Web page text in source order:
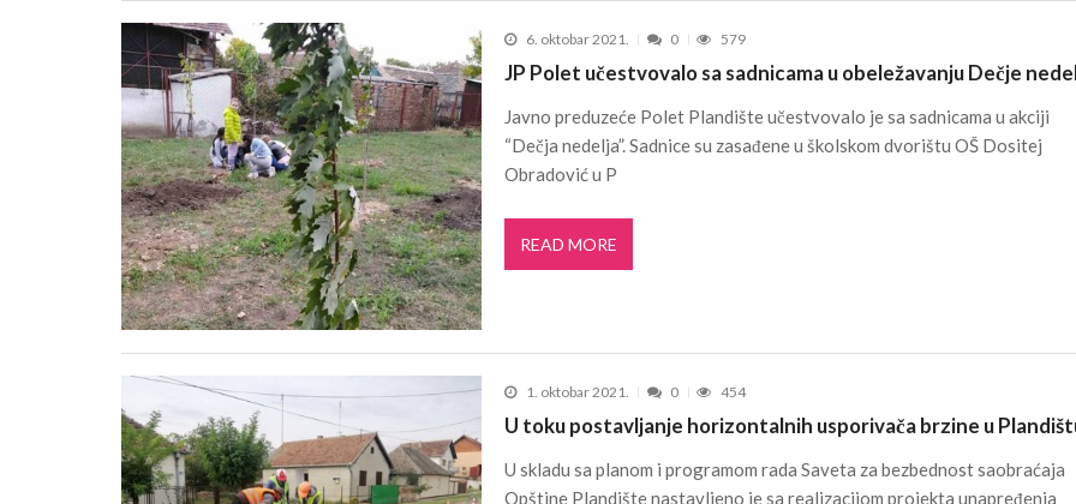
6. oktobar 2021. 0 579
JP Polet učestvovalo sa sadnicama u obeležavanju Dečje
Javno preduzeće Polet Plandište učestvovalo je sa sadnicama u akciji
“Dečja nedelja”. Sadnice su zasađene u školskom dvorištu OŠ Dositej
Obradović u P
READ MORE
1. oktobar 2021. 0 454
U toku postavljanje horizontalnih usporivača brzine u
U skladu sa planom i programom rada Saveta za bezbednost saobraćaja
Opštine Plandište nastavljeno je sa realizacijom projekta unapređenja